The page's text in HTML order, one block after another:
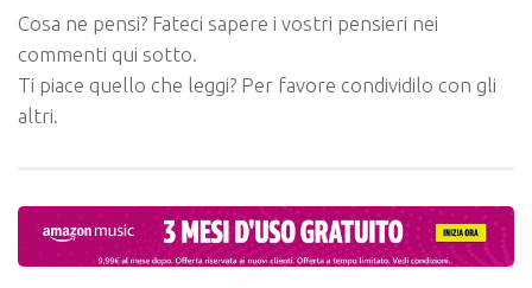
Cosa ne pensi? Fateci sapere i vostri pensieri nei
commenti qui sotto.
Ti piace quello che leggi? Per favore condividilo con gli
altri.